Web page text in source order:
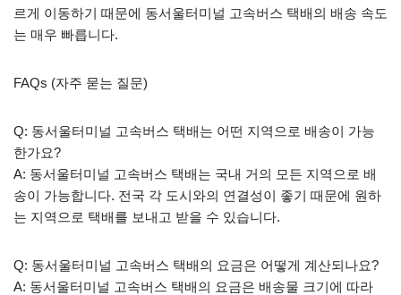
르게 이동하기 때문에 동서울터미널 고속버스 택배의 배송 속도
는 매우 빠릅니다.
FAQs (자주 묻는 질문)
Q: 동서울터미널 고속버스 택배는 어떤 지역으로 배송이 가능
한가요?
A: 동서울터미널 고속버스 택배는 국내 거의 모든 지역으로 배
송이 가능합니다. 전국 각 도시와의 연결성이 좋기 때문에 원하
는 지역으로 택배를 보내고 받을 수 있습니다.
Q: 동서울터미널 고속버스 택배의 요금은 어떻게 계산되나요?
A: 동서울터미널 고속버스 택배의 요금은 배송물 크기에 따라